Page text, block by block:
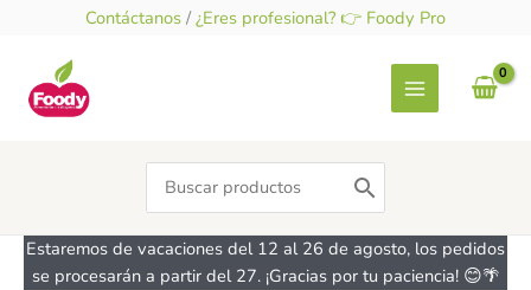
contenido
Contáctanos / ¿Eres profesional? 👉 Foody Pro
Search
for:
Estaremos de vacaciones del 12 al 26 de agosto, los pedidos
se procesarán a partir del 27. ¡Gracias por tu paciencia! 😊🌴